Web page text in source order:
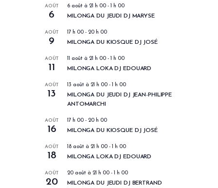
AOÛT
6
6 août à 21 h 00 - 1 h 00
MILONGA DU JEUDI DJ MARYSE
AOÛT
9
17 h 00 - 20 h 00
MILONGA DU KIOSQUE DJ JOSÉ
AOÛT
11
11 août à 21 h 00 - 1 h 00
MILONGA LOKA DJ EDOUARD
AOÛT
13
13 août à 21 h 00 - 1 h 00
MILONGA DU JEUDI DJ JEAN-PHILIPPE
ANTOMARCHI
AOÛT
16
17 h 00 - 20 h 00
MILONGA DU KIOSQUE DJ JOSÉ
AOÛT
18
18 août à 21 h 00 - 1 h 00
MILONGA LOKA DJ EDOUARD
AOÛT
20
20 août à 21 h 00 - 1 h 00
MILONGA DU JEUDI DJ BERTRAND